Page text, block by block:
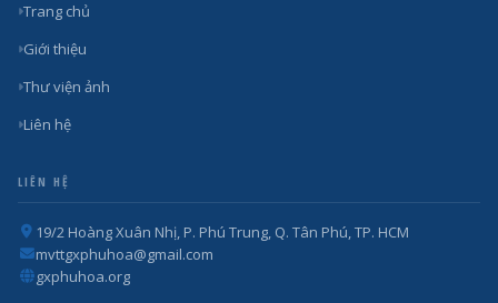
Trang chủ
Giới thiệu
Thư viện ảnh
Liên hệ
LIÊN HỆ
19/2 Hoàng Xuân Nhị, P. Phú Trung, Q. Tân Phú, TP. HCM
mvttgxphuhoa@gmail.com
gxphuhoa.org